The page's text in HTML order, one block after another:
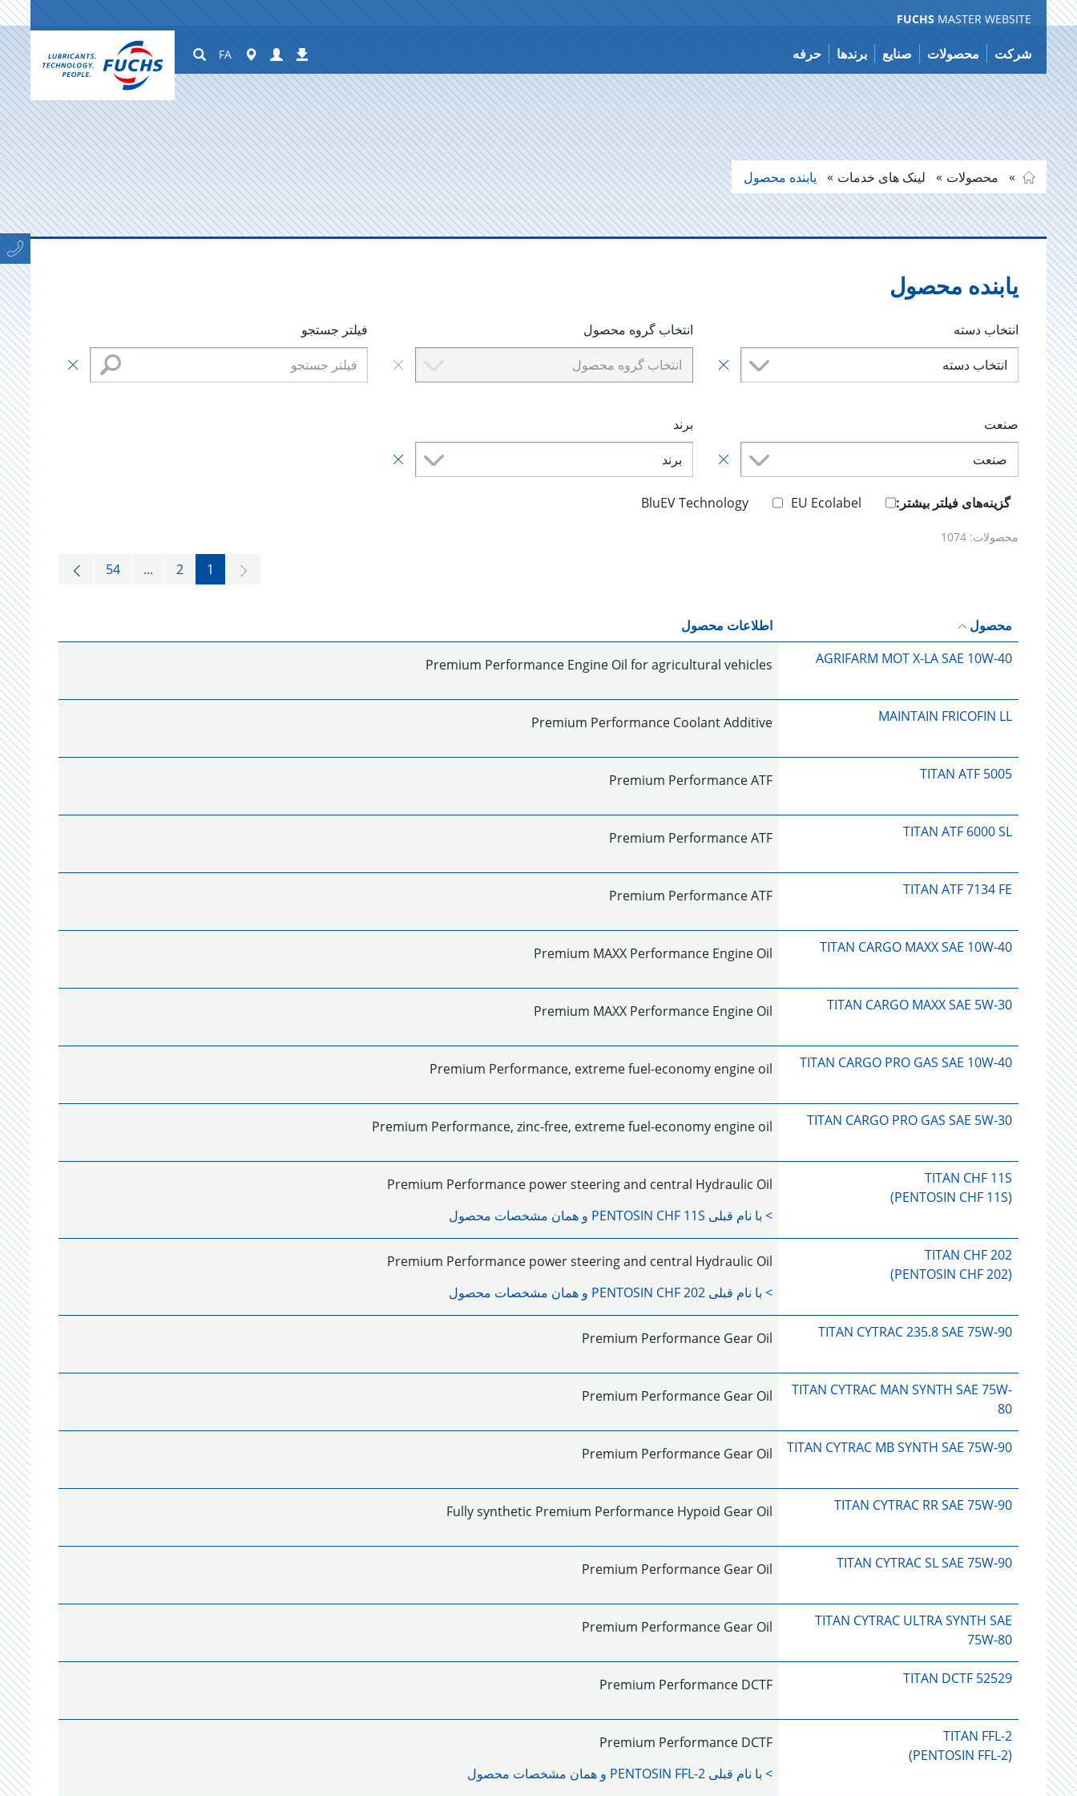
رفتن
به
محتوا
FUCHS MASTER WEBSITE
شرکت محصولات صنایع برندها حرفه دانلودهاLogin
Worldwide
FA
Suchen
محصولات لینک های خدمات یابنده محصول
یابنده محصول
انتخاب دسته
انتخاب دسته
انتخاب گروه محصول
انتخاب گروه محصول
فیلتر جستجو
صنعت
صنعت
برند
برند
گزینه‌های فیلتر بیشتر: EU Ecolabel
BluEV Technology
محصولات: 1074
1
2
...
54
محصول
اطلاعات محصول
AGRIFARM MOT X-LA SAE 10W-40
Premium Performance Engine Oil for agricultural vehicles
MAINTAIN FRICOFIN LL
Premium Performance Coolant Additive
TITAN ATF 5005
Premium Performance ATF
TITAN ATF 6000 SL
Premium Performance ATF
TITAN ATF 7134 FE
Premium Performance ATF
TITAN CARGO MAXX SAE 10W-40
Premium MAXX Performance Engine Oil
TITAN CARGO MAXX SAE 5W-30
Premium MAXX Performance Engine Oil
TITAN CARGO PRO GAS SAE 10W-40
Premium Performance, extreme fuel-economy engine oil
TITAN CARGO PRO GAS SAE 5W-30
Premium Performance, zinc-free, extreme fuel-economy engine oil
TITAN CHF 11S
(PENTOSIN CHF 11S)
Premium Performance power steering and central Hydraulic Oil
> با نام قبلی PENTOSIN CHF 11S و همان مشخصات محصول
TITAN CHF 202
(PENTOSIN CHF 202)
Premium Performance power steering and central Hydraulic Oil
> با نام قبلیPENTOSIN CHF 202 و همان مشخصات محصول
TITAN CYTRAC 235.8 SAE 75W-90
Premium Performance Gear Oil
TITAN CYTRAC MAN SYNTH SAE 75W-
80
Premium Performance Gear Oil
TITAN CYTRAC MB SYNTH SAE 75W-90
Premium Performance Gear Oil
TITAN CYTRAC RR SAE 75W-90
Fully synthetic Premium Performance Hypoid Gear Oil
TITAN CYTRAC SL SAE 75W-90
Premium Performance Gear Oil
TITAN CYTRAC ULTRA SYNTH SAE
75W-80
Premium Performance Gear Oil
TITAN DCTF 52529
Premium Performance DCTF
TITAN FFL-2
(PENTOSIN FFL-2)
Premium Performance DCTF
> با نام قبلیPENTOSIN FFL-2 و همان مشخصات محصول